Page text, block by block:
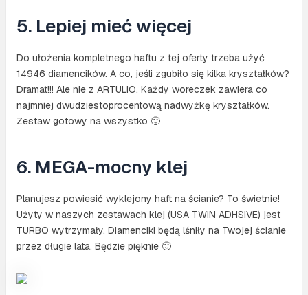
5. Lepiej mieć więcej
Do ułożenia kompletnego haftu z tej oferty trzeba użyć
14946 diamencików. A co, jeśli zgubiło się kilka kryształków?
Dramat!!! Ale nie z ARTULIO. Każdy woreczek zawiera co
najmniej dwudziestoprocentową nadwyżkę kryształków.
Zestaw gotowy na wszystko 🙂
6. MEGA-mocny klej
Planujesz powiesić wyklejony haft na ścianie? To świetnie!
Użyty w naszych zestawach klej (USA TWIN ADHSIVE) jest
TURBO wytrzymały. Diamenciki będą lśniły na Twojej ścianie
przez długie lata. Będzie pięknie 🙂